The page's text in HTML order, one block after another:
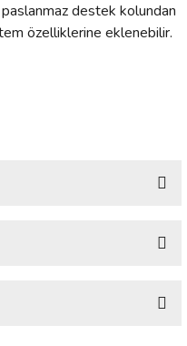
destek kolundan
özelliklerine eklenebilir.
kullanarak tarafımıza